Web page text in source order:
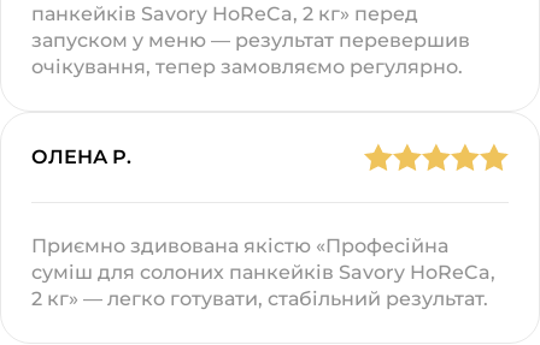
панкейків Savory HoReCa, 2 кг» перед
запуском у меню — результат перевершив
очікування, тепер замовляємо регулярно.
ОЛЕНА Р.
Приємно здивована якістю «Професійна
суміш для солоних панкейків Savory HoReCa,
2 кг» — легко готувати, стабільний результат.